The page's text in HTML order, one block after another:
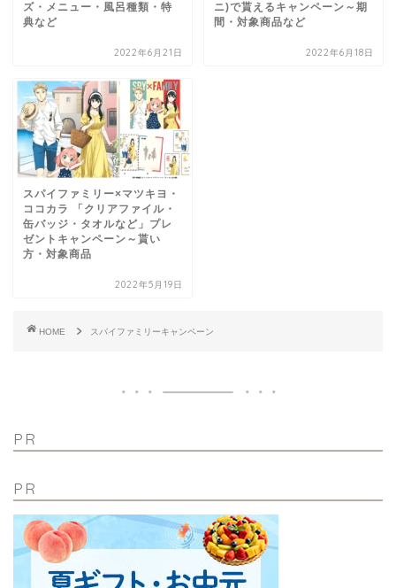
ズ・メニュー・風呂種類・特
典など
2022年6月21日
ニ)で貰えるキャンペーン～期
間・対象商品など
2022年6月18日
スパイファミリー×マツキヨ・
ココカラ 「クリアファイル・
缶バッジ・タオルなど」プレ
ゼントキャンペーン～貰い
方・対象商品
2022年5月19日
HOME スパイファミリーキャンペーン
PR
PR